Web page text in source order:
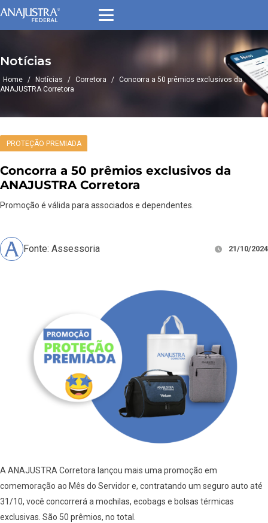
Notícias
Home / Notícias / Corretora / Concorra a 50 prêmios exclusivos da
ANAJUSTRA Corretora
PROTEÇÃO PREMIADA
Concorra a 50 prêmios exclusivos da
ANAJUSTRA Corretora
Promoção é válida para associados e dependentes.
Fonte: Assessoria 21/10/2024
A ANAJUSTRA Corretora lançou mais uma promoção em
comemoração ao Mês do Servidor e, contratando um seguro auto até
31/10, você concorrerá a mochilas, ecobags e bolsas térmicas
exclusivas. São 50 prêmios, no total.